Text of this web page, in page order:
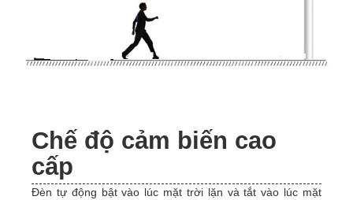
Chế độ cảm biến cao
cấp
Đèn tự động bật vào lúc mặt trời lặn và tắt vào lúc mặt